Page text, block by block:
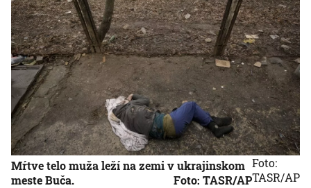
Mŕtve telo muža leží na zemi v ukrajinskom
meste Buča.
Foto: TASR/AP
Foto:
TASR/AP